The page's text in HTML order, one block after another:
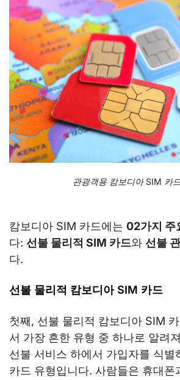
관광객용 캄보디아 SIM 카
캄보디아 SIM 카드에는 02가지 주
다: 선불 물리적 SIM 카드와 선불
다.
선불 물리적 캄보디아 SIM 카드
첫째, 선불 물리적 캄보디아 SIM
서 가장 흔한 유형 중 하나로 알려
선불 서비스 하에서 가입자를 식별
카드 유형입니다. 사람들은 휴대폰